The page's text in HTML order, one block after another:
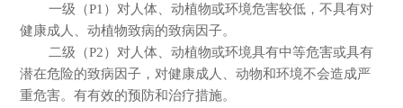
一级 （P1）对人体、动植物或环境危害较低，不具有对
健康成人、动植物致病的致病因子。
二级 （P2）对人体、动植物或环境具有中等危害或具有
潜在危险的致病因子，对健康成人、动物和环境不会造成严
重危害。有有效的预防和治疗措施。